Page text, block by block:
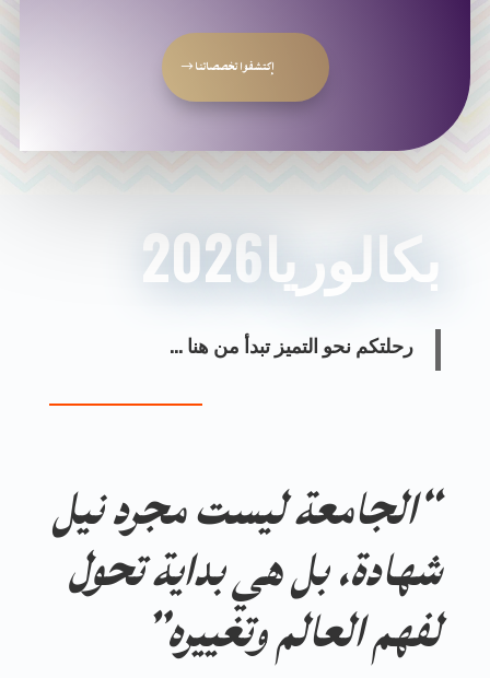
إكتشفوا تخصصاتنا
بكالوريا2026
رحلتكم نحو التميز تبدأ من هنا …
“الجامعة ليست مجرد نيل
شهادة، بل هي بداية تحول
لفهم العالم وتغييره”